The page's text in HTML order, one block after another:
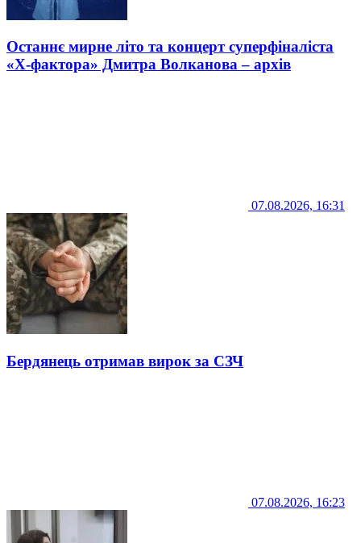
Останнє мирне літо та концерт суперфіналіста
«Х-фактора» Дмитра Волканова – архів
07.08.2026, 16:31
Бердянець отримав вирок за СЗЧ
07.08.2026, 16:23